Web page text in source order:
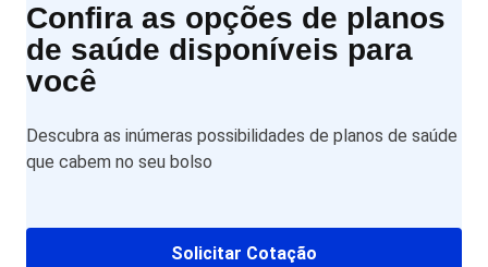
Confira as opções de planos
de saúde disponíveis para
você
Descubra as inúmeras possibilidades de planos de saúde
que cabem no seu bolso
Solicitar Cotação